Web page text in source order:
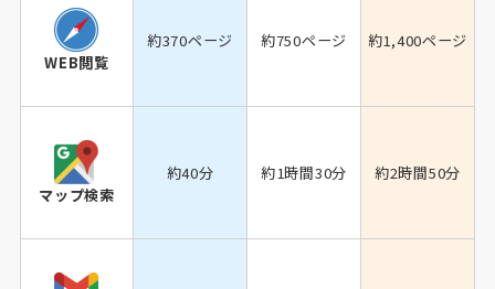
WEB閲覧
約370ページ 約750ページ 約1,400ページ
マップ検索
約40分 約1時間30分 約2時間50分